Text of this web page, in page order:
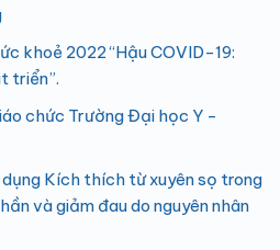
khoẻ 2022 “Hậu COVID-19:
triển”.
chức Trường Đại học Y -
dụng Kích thích từ xuyên sọ trong
và giảm đau do nguyên nhân